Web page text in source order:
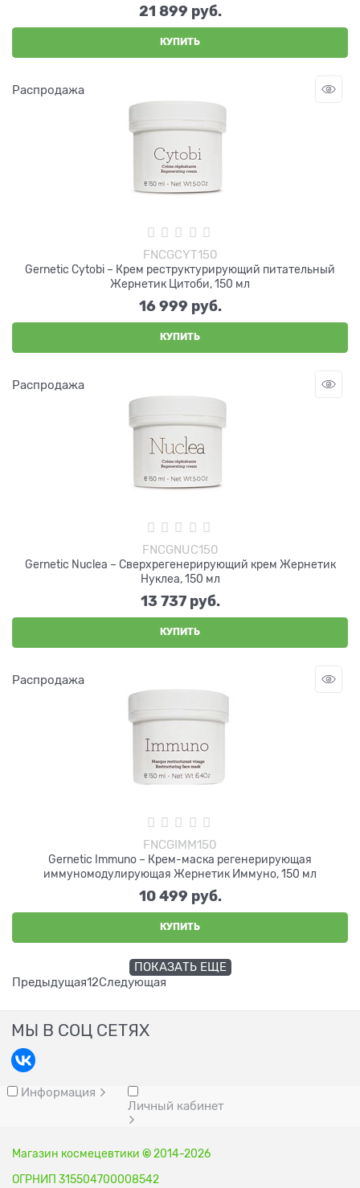
21 899 руб.
КУПИТЬ
Распродажа
FNCGCYT150
Gernetic Cytobi – Крем реструктурирующий питательный
Жернетик Цитоби, 150 мл
16 999 руб.
КУПИТЬ
Распродажа
FNCGNUC150
Gernetic Nuclea – Сверхрегенерирующий крем Жернетик
Нуклеа, 150 мл
13 737 руб.
КУПИТЬ
Распродажа
FNCGIMM150
Gernetic Immuno – Крем-маска регенерирующая
иммуномодулирующая Жернетик Иммуно, 150 мл
10 499 руб.
КУПИТЬ
ПОКАЗАТЬ ЕЩЕ
Предыдущая12Следующая
МЫ В СОЦ СЕТЯХ
Информация
Личный кабинет
Магазин космецевтики © 2014-2026
ОГРНИП 315504700008542